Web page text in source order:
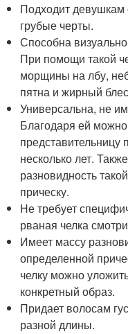
Подходит
грубые черты.
Способна
При помощи такой
морщины на лбу,
пятна и жирный
Универсальна, не
Благодаря ей
представительницу
несколько лет.
разновидность
прическу.
Не требует
рваная челка
Имеет массу
определенной
челку можно
конкретный образ.
Придает волосам
разной длины.